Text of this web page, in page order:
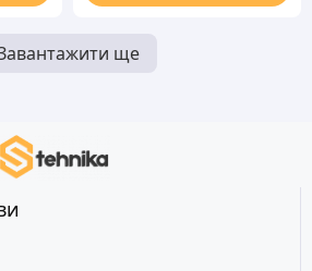
ще